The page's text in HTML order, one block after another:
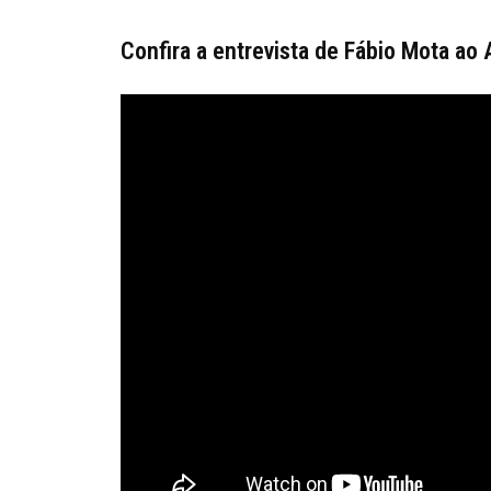
Confira a entrevista de Fábio Mota ao